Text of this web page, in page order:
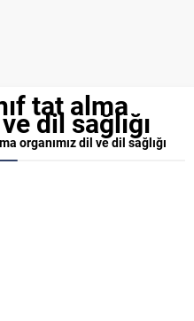
tat alma
dil sağlığı
organımız dil ve dil sağlığı